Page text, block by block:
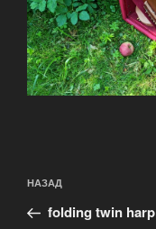
по
записям
Предыдущая
запись:
НАЗАД
folding twin harp